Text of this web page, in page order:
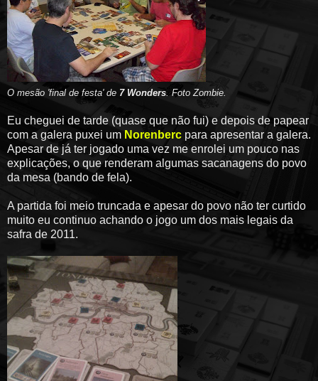
O mesão 'final de festa' de 7 Wonders . Foto Zombie.
Eu cheguei de tarde (quase que não fui) e depois de papear
com a galera puxei um Norenberc para apresentar a galera.
Apesar de já ter jogado uma vez me enrolei um pouco nas
explicações, o que renderam algumas sacanagens do povo
da mesa (bando de fela).
A partida foi meio truncada e apesar do povo não ter curtido
muito eu continuo achando o jogo um dos mais legais da
safra de 2011.